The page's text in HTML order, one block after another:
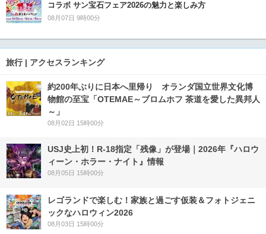
コラボ サン宝石フェア2026の魅力と楽しみ方
08月07日 9時00分
旅行 | アクセスランキング
約200年ぶりに日本へ里帰り オランダ国立世界文化博
物館の至宝「OTEMAE～ブロムホフ 茶道を愛した異邦人
～」
08月02日 15時00分
USJ史上初！R-18指定「残像」が登場｜2026年『ハロウ
ィーン・ホラー・ナイト』情報
08月05日 15時00分
レゴランドで楽しむ！家族と過ごす仮装＆フォトジェニ
ックなハロウィン2026
08月03日 15時00分